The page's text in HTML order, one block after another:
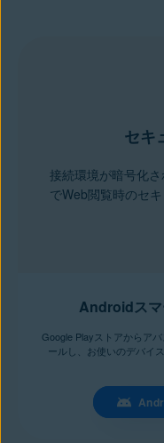
セキ
接続環境が暗号化
でWeb閲覧時のセ
Androidスマ
Google Playストアからア
ールし、お使いのデバイ